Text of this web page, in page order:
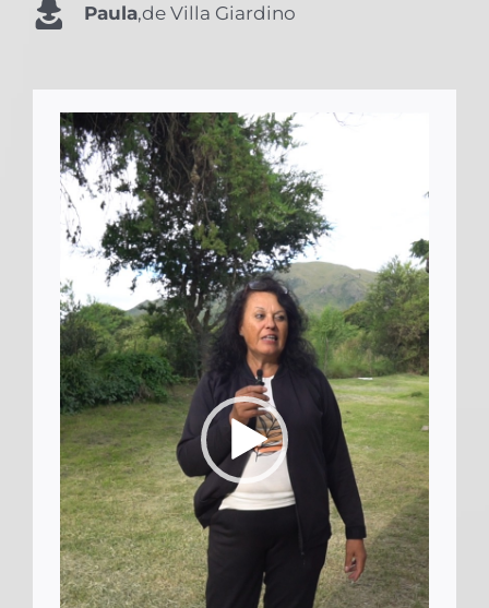
Paula,de Villa Giardino
Reproductor
de
vídeo